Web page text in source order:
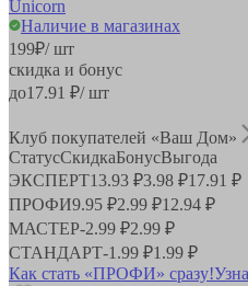
Unicorn
Наличие в магазинах
199₽/ шт
скидка и бонус
до17.91 ₽/ шт
Клуб покупателей «Ваш Дом»
СтатусСкидкаБонусВыгода
ЭКСПЕРТ13.93 ₽3.98 ₽17.91 ₽
ПРОФИ9.95 ₽2.99 ₽12.94 ₽
МАСТЕР-2.99 ₽2.99 ₽
СТАНДАРТ-1.99 ₽1.99 ₽
Как стать «ПРОФИ» сразу!